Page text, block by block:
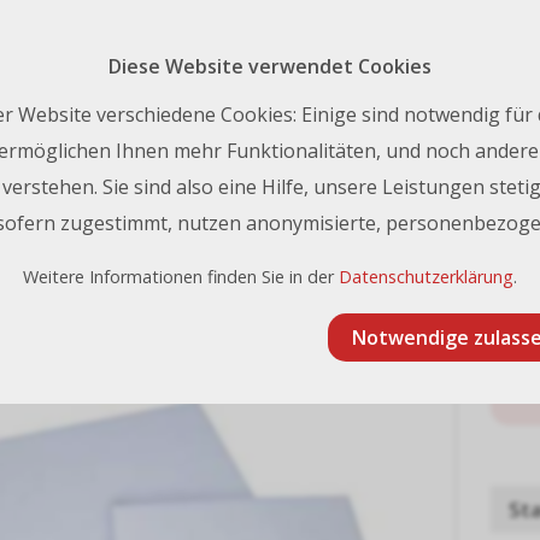
Kontakt
Polystyrol Polystyrol weiss 2 mm 100 x 210 cm
weiss 2 mm 100 x 210 cm
Diese Website verwendet Cookies
Website verschiedene Cookies: Einige sind notwendig
Ihnen mehr Funktionalitäten, und noch
Sie sind also eine Hilfe, unsere Leistungen
zugestimmt, nutzen anonymisierte,
Weitere Informationen finden Sie in der Datenschutzerklärung.
Notwendige